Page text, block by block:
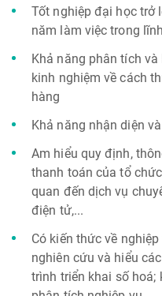
Tốt nghiệp đại học trở
năm làm việc trong
Khả năng phân tích
kinh nghiệm về cách
hàng
Khả năng nhận diện
Am hiểu quy định,
thanh toán của tổ
quan đến dịch vụ
điện tử,...
Có kiến thức về
nghiên cứu và hiểu
trình triển khai số hoá;